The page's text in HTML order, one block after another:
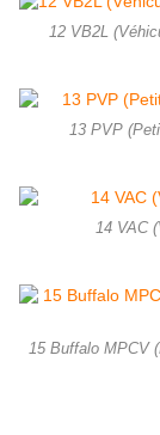
12 VB2L
13 PVP
14 VAC
15 Buffalo MPCV